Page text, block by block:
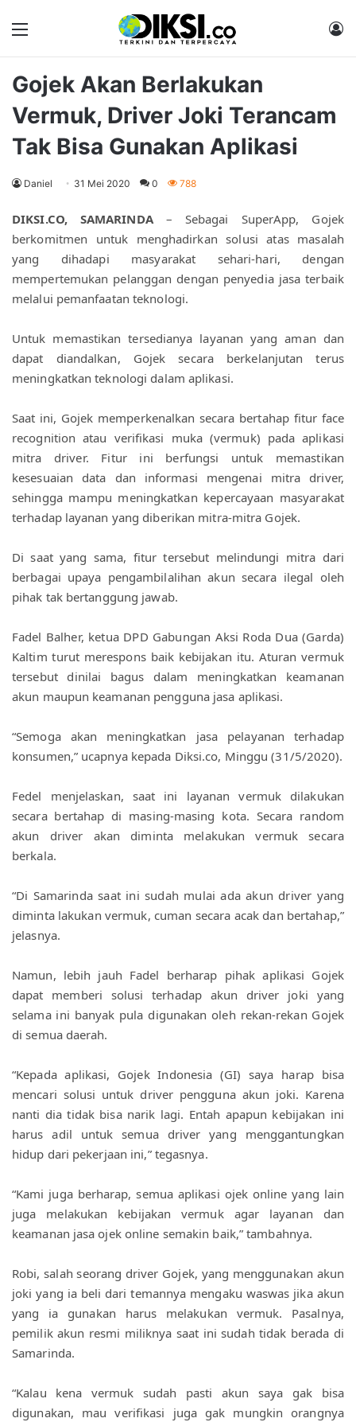
Gojek Akan Berlakukan
Vermuk, Driver Joki Terancam
Tak Bisa Gunakan Aplikasi
Daniel 31 Mei 2020 0 788
DIKSI.CO, SAMARINDA – Sebagai SuperApp, Gojek
berkomitmen untuk menghadirkan solusi atas masalah
yang dihadapi masyarakat sehari-hari, dengan
mempertemukan pelanggan dengan penyedia jasa terbaik
melalui pemanfaatan teknologi.
Untuk memastikan tersedianya layanan yang aman dan
dapat diandalkan, Gojek secara berkelanjutan terus
meningkatkan teknologi dalam aplikasi.
Saat ini, Gojek memperkenalkan secara bertahap fitur face
recognition atau verifikasi muka (vermuk) pada aplikasi
mitra driver. Fitur ini berfungsi untuk memastikan
kesesuaian data dan informasi mengenai mitra driver,
sehingga mampu meningkatkan kepercayaan masyarakat
terhadap layanan yang diberikan mitra-mitra Gojek.
Di saat yang sama, fitur tersebut melindungi mitra dari
berbagai upaya pengambilalihan akun secara ilegal oleh
pihak tak bertanggung jawab.
Fadel Balher, ketua DPD Gabungan Aksi Roda Dua (Garda)
Kaltim turut merespons baik kebijakan itu. Aturan vermuk
tersebut dinilai bagus dalam meningkatkan keamanan
akun maupun keamanan pengguna jasa aplikasi.
“Semoga akan meningkatkan jasa pelayanan terhadap
konsumen,” ucapnya kepada Diksi.co, Minggu (31/5/2020).
Fedel menjelaskan, saat ini layanan vermuk dilakukan
secara bertahap di masing-masing kota. Secara random
akun driver akan diminta melakukan vermuk secara
berkala.
“Di Samarinda saat ini sudah mulai ada akun driver yang
diminta lakukan vermuk, cuman secara acak dan bertahap,”
jelasnya.
Namun, lebih jauh Fadel berharap pihak aplikasi Gojek
dapat memberi solusi terhadap akun driver joki yang
selama ini banyak pula digunakan oleh rekan-rekan Gojek
di semua daerah.
“Kepada aplikasi, Gojek Indonesia (GI) saya harap bisa
mencari solusi untuk driver pengguna akun joki. Karena
nanti dia tidak bisa narik lagi. Entah apapun kebijakan ini
harus adil untuk semua driver yang menggantungkan
hidup dari pekerjaan ini,” tegasnya.
“Kami juga berharap, semua aplikasi ojek online yang lain
juga melakukan kebijakan vermuk agar layanan dan
keamanan jasa ojek online semakin baik,” tambahnya.
Robi, salah seorang driver Gojek, yang menggunakan akun
joki yang ia beli dari temannya mengaku waswas jika akun
yang ia gunakan harus melakukan vermuk. Pasalnya,
pemilik akun resmi miliknya saat ini sudah tidak berada di
Samarinda.
“Kalau kena vermuk sudah pasti akun saya gak bisa
digunakan, mau verifikasi juga gak mungkin orangnya